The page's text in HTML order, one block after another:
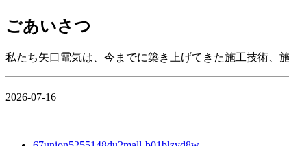
ごあいさつ
私たち矢口電気は、今までに築き上げてきた施工技術、
2026-07-16